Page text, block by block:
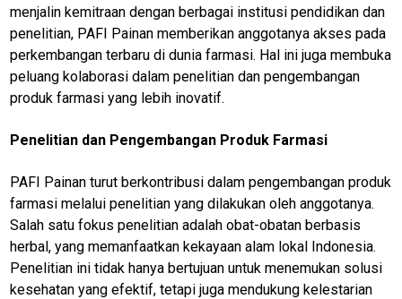
menjalin kemitraan dengan berbagai institusi pendidikan dan
penelitian, PAFI Painan memberikan anggotanya akses pada
perkembangan terbaru di dunia farmasi. Hal ini juga membuka
peluang kolaborasi dalam penelitian dan pengembangan
produk farmasi yang lebih inovatif.
Penelitian dan Pengembangan Produk Farmasi
PAFI Painan turut berkontribusi dalam pengembangan produk
farmasi melalui penelitian yang dilakukan oleh anggotanya.
Salah satu fokus penelitian adalah obat-obatan berbasis
herbal, yang memanfaatkan kekayaan alam lokal Indonesia.
Penelitian ini tidak hanya bertujuan untuk menemukan solusi
kesehatan yang efektif, tetapi juga mendukung kelestarian
M
N
Home
W